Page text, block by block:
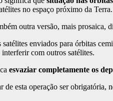
no espaço próximo da Terra.
outra versão, mais prosaica,
enviados para órbitas
interferir com outros satélites.
esvaziar completamente os
de esta operação ser obrigatória,